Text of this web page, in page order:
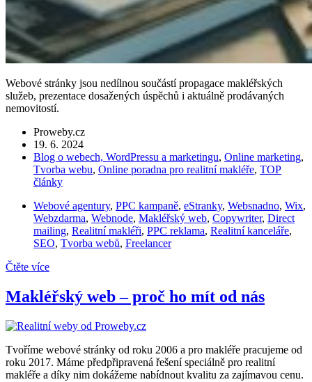
Webové stránky jsou nedílnou součástí propagace makléřských
služeb, prezentace dosažených úspěchů i aktuálně prodávaných
nemovitostí.
Proweby.cz
19. 6. 2024
Blog o webech, WordPressu a marketingu, Online marketing,
Tvorba webu, Online poradna pro realitní makléře, TOP
články
Webové agentury, PPC kampaně, eStranky, Websnadno, Wix,
Webzdarma, Webnode, Makléřský web, Copywriter, Direct
mailing, Realitní makléři, PPC reklama, Realitní kanceláře,
SEO, Tvorba webů, Freelancer
Čtěte více
Makléřský web – proč ho mít od nás
Tvoříme webové stránky od roku 2006 a pro makléře pracujeme od
roku 2017. Máme předpřipravená řešení speciálně pro realitní
makléře a díky nim dokážeme nabídnout kvalitu za zajímavou cenu.